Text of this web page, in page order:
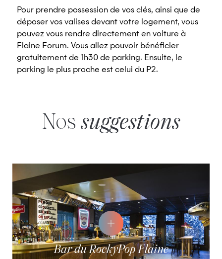
Pour prendre possession de vos clés, ainsi que de
déposer vos valises devant votre logement, vous
pouvez vous rendre directement en voiture à
Flaine Forum. Vous allez pouvoir bénéficier
gratuitement de 1h30 de parking. Ensuite, le
parking le plus proche est celui du P2.
Nos suggestions
Bar du RockyPop Flaine